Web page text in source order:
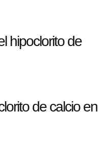
hipoclorito de
de calcio en